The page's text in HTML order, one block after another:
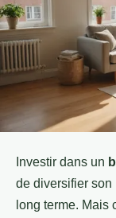
Investir dans un
de diversifier son
long terme. Mais